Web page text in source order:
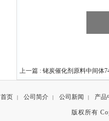
上一篇 : 铑炭催化剂原料中间体
首页 | 公司简介 | 公司新闻 | 产品
版权所有